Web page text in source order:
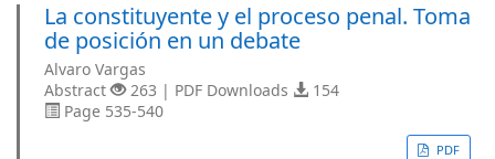
La constituyente y el proceso penal. Toma
de posición en un debate
Alvaro Vargas
Abstract
263 | PDF Downloads
154
Page 535-540
PDF